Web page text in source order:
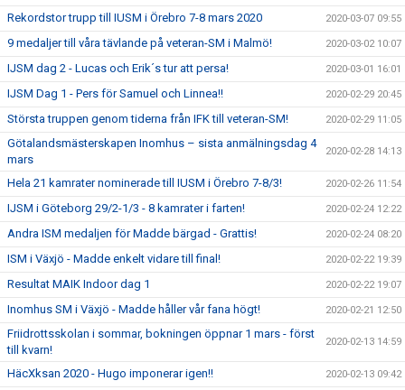
Rekordstor trupp till IUSM i Örebro 7-8 mars 2020 2020-03-07 09:55
9 medaljer till våra tävlande på veteran-SM i Malmö! 2020-03-02 10:07
IJSM dag 2 - Lucas och Erik´s tur att persa! 2020-03-01 16:01
IJSM Dag 1 - Pers för Samuel och Linnea!! 2020-02-29 20:45
Största truppen genom tiderna från IFK till veteran-SM! 2020-02-29 11:05
Götalandsmästerskapen Inomhus – sista anmälningsdag 4
mars
2020-02-28 14:13
Hela 21 kamrater nominerade till IUSM i Örebro 7-8/3! 2020-02-26 11:54
IJSM i Göteborg 29/2-1/3 - 8 kamrater i farten! 2020-02-24 12:22
Andra ISM medaljen för Madde bärgad - Grattis! 2020-02-24 08:20
ISM i Växjö - Madde enkelt vidare till final! 2020-02-22 19:39
Resultat MAIK Indoor dag 1 2020-02-22 19:07
Inomhus SM i Växjö - Madde håller vår fana högt! 2020-02-21 12:50
Friidrottsskolan i sommar, bokningen öppnar 1 mars - först
till kvarn!
2020-02-13 14:59
HäcXksan 2020 - Hugo imponerar igen!! 2020-02-13 09:42